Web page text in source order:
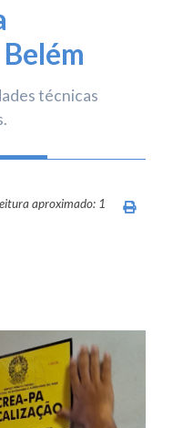
técnicas
aproximado: 1